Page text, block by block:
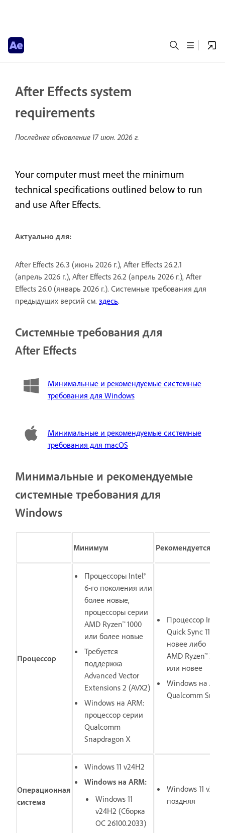
After Effects system
requirements
Последнее обновление 17 июн. 2026 г.
Your computer must meet the minimum
technical specifications outlined below to run
and use After Effects.
Актуально для:
After Effects 26.3 (июнь 2026 г.), After Effects 26.2.1
(апрель 2026 г.), After Effects 26.2 (апрель 2026 г.), After
Effects 26.0 (январь 2026 г.). Системные требования для
предыдущих версий см. здесь.
Системные требования для
After Effects
Минимальные и рекомендуемые системные
требования для Windows
Минимальные и рекомендуемые системные
требования для macOS
Минимальные и рекомендуемые
системные требования для
Windows
Минимум Рекомендуется
Процессор
Процессоры Intel®
6-го поколения или
более новые,
процессоры серии
AMD Ryzen™ 1000
или более новые
Требуется
поддержка
Advanced Vector
Extensions 2 (AVX2)
Windows на ARM:
процессор серии
Qualcomm
Snapdragon X
Процессор
Quick Sync 11-
новее либо
AMD Ryzen™
или новее
Windows на
Qualcomm
Операционная
система
Windows 11 v24H2
Windows на ARM:
Windows 11
v24H2 (Сборка
ОС 26100.2033)
Windows 11
поздняя